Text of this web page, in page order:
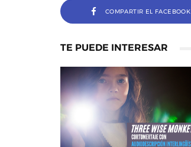
COMPARTIR EL FACEBOOK
TE PUEDE INTERESAR